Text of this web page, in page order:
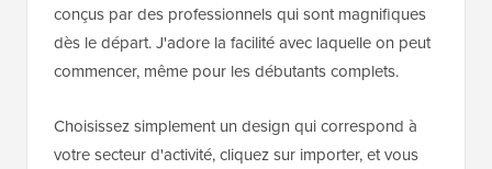
conçus par des professionnels qui sont magnifiques
dès le départ. J'adore la facilité avec laquelle on peut
commencer, même pour les débutants complets.
Choisissez simplement un design qui correspond à
votre secteur d'activité, cliquez sur importer, et vous